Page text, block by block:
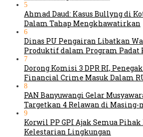
5
Ahmad Daud: Kasus Bullyng di
Dalam Tahap Mengkhawatirkan
6
Dinas PU Pengairan Libatkan
Produktif dalam Program Padat
7
Dorong Komisi 3 DPR RI,
Financial Crime Masuk Dalam
8
PAN Banyuwangi Gelar
Targetkan 4 Relawan di Masing-
9
Korwil PP GPI Ajak Semua
Kelestarian Lingkungan